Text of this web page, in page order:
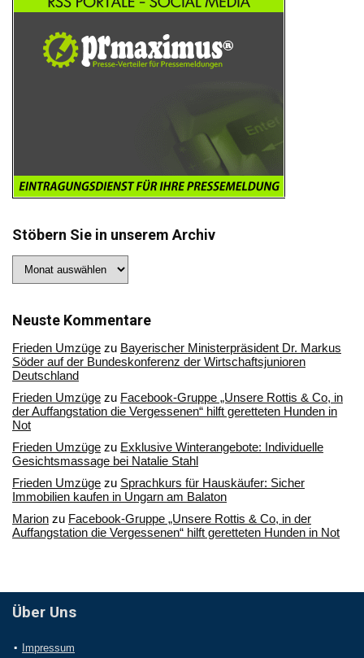
Stöbern Sie in unserem Archiv
Sie
Archiv
Neuste Kommentare
Frieden Umzüge zu Bayerischer Ministerpräsident Dr. Markus
Söder auf der Bundeskonferenz der Wirtschaftsjunioren
Deutschland
Frieden Umzüge zu Facebook-Gruppe „Unsere Rottis & Co, in
der Auffangstation die Vergessenen“ hilft geretteten Hunden in
Not
Frieden Umzüge zu Exklusive Winterangebote: Individuelle
Gesichtsmassage bei Natalie Stahl
Frieden Umzüge zu Sprachkurs für Hauskäufer: Sicher
Immobilien kaufen in Ungarn am Balaton
Marion zu Facebook-Gruppe „Unsere Rottis & Co, in der
Auffangstation die Vergessenen“ hilft geretteten Hunden in Not
Über Uns
Impressum